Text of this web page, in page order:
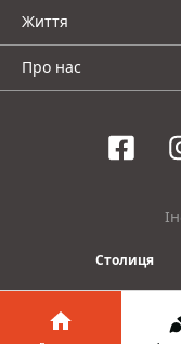
Життя
Про нас
Столиця
©